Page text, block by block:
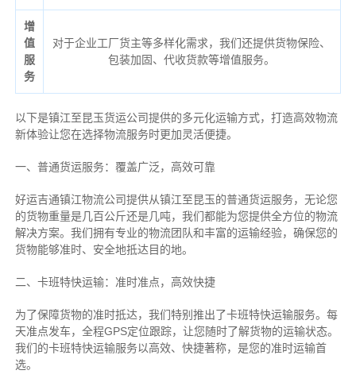
增
值
服
务
对于企业工厂货主等多样化需求，我们还提供货物保险、
包装加固、代收货款等增值服务。
以下是镇江至昆玉货运公司提供的多元化运输方式，打造高效物流
新体验让您在选择物流服务时更加灵活便捷。
一、普通货运服务：覆盖广泛，高效可靠
好运吉通镇江物流公司提供从镇江至昆玉的普通货运服务，无论您
的货物重量是几百公斤还是几吨，我们都能为您提供全方位的物流
解决方案。我们拥有专业的物流团队和丰富的运输经验，确保您的
货物能够准时、安全地抵达目的地。
二、卡班特快运输：准时准点，高效快捷
为了保障货物的准时抵达，我们特别推出了卡班特快运输服务。每
天准点发车，全程GPS定位跟踪，让您随时了解货物的运输状态。
我们的卡班特快运输服务以高效、快捷著称，是您的准时运输首
选。